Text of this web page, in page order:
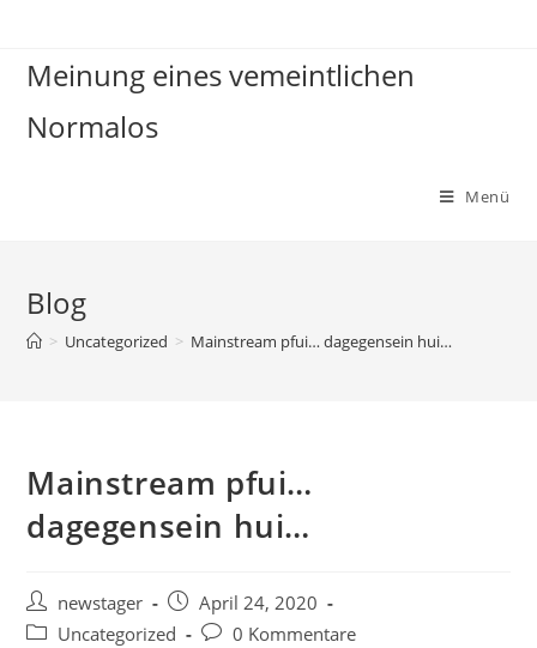
springen
Meinung eines vemeintlichen
Normalos
Menü
Blog
> Uncategorized > Mainstream pfui… dagegensein hui…
Mainstream pfui…
dagegensein hui…
Beitrags-
Autor:
newstager
Beitrag
veröffentlicht:
April 24, 2020
Beitrags-
Uncategorized
Beitrags-
0 Kommentare